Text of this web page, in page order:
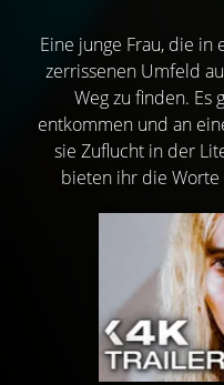
Eine junge Frau, die
zerrissenen Umfeld
Weg zu finden. Es
entkommen und an
sie Zuflucht in der
bieten ihr die